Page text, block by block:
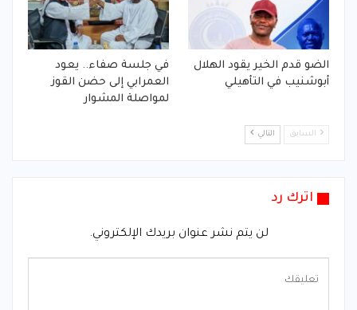
الضو قدم الخير يقود الهلال
أبوشنيب في التأهيلي
في جلسة صفاء.. يعود
العمرابي إلى حضن القوز
لمواصلة المشوار
السابق التالي
اترك رد
لن يتم نشر عنوان بريدك الإلكتروني.